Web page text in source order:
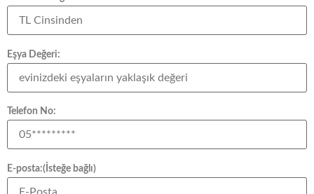
Eşya Değeri:
Telefon No:
E-posta:(İsteğe bağlı)